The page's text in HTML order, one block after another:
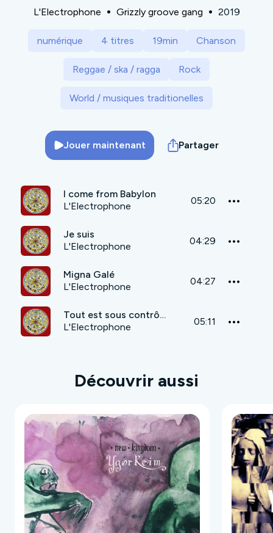
L'Electrophone Grizzly groove gang 2019
numérique 4 titres 19min Chanson
Reggae / ska / ragga Rock
World / musiques traditionelles
Jouer maintenant Partager
I come from Babylon
L'Electrophone
05:20
Je suis
L'Electrophone
04:29
Migna Galé
L'Electrophone
04:27
Tout est sous contrôle
L'Electrophone
05:11
Découvrir aussi